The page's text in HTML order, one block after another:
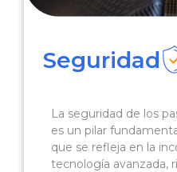
Seguridad
La seguridad de los
es un pilar
que se refleja en la
tecnología avanzada,